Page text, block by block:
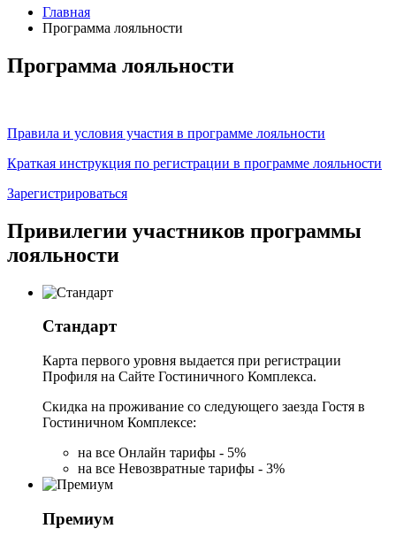
Главная
Программа лояльности
Программа лояльности
Правила и условия участия в программе лояльности
Краткая инструкция по регистрации в программе лояльности
Зарегистрироваться
Привилегии участников программы
лояльности
Стандарт
Карта первого уровня выдается при регистрации
Профиля на Сайте Гостиничного Комплекса.
Скидка на проживание со следующего заезда Гостя в
Гостиничном Комплексе:
на все Онлайн тарифы - 5%
на все Невозвратные тарифы - 3%
Премиум